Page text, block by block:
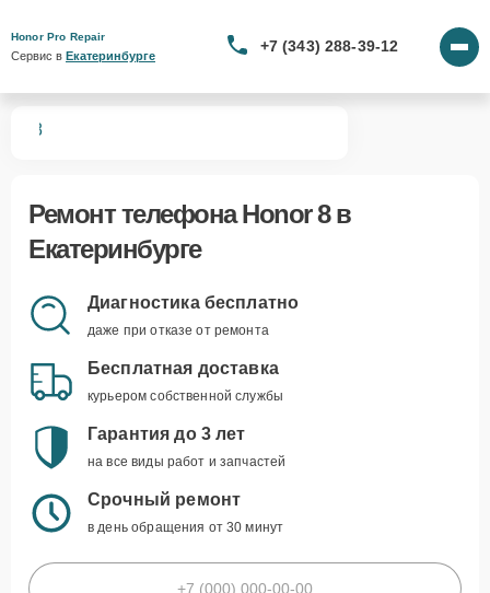
Honor Pro Repair
Сервис в Екатеринбурге
+7 (343) 288-39-12
8
Ремонттелефона Honor 8в
Екатеринбурге
Диагностика бесплатно
даже при отказе от ремонта
Бесплатная доставка
курьером собственной службы
Гарантия до 3 лет
на все виды работ и запчастей
Срочный ремонт
в день обращения от 30 минут